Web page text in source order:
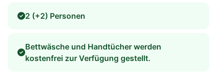
2 (+2) Personen
Bettwäsche und Handtücher werden
kostenfrei zur Verfügung gestellt.